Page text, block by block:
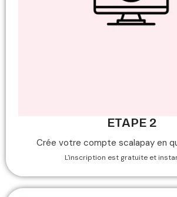
ETAPE 2
Crée votre compte scalapay en
L'inscription est gratuite et